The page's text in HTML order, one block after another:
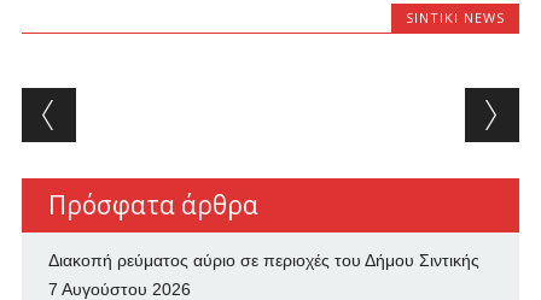
SINTIKI NEWS
Post navigation
Πρόσφατα άρθρα
Διακοπή ρεύματος αύριο σε περιοχές του Δήμου Σιντικής
7 Αυγούστου 2026